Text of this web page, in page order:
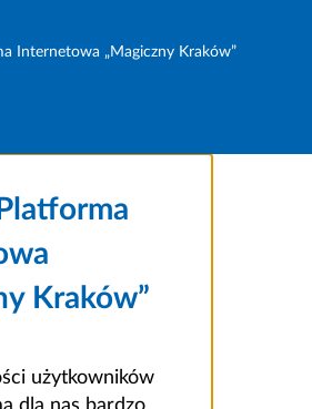
Internetowa „Magiczny Kraków”
Kraków”
użytkowników